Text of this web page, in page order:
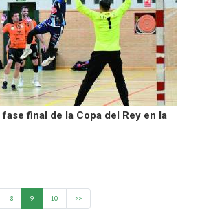
final de la Copa del Rey en la
8 9 10 >>